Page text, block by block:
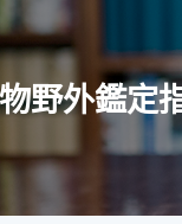
野外鑑定